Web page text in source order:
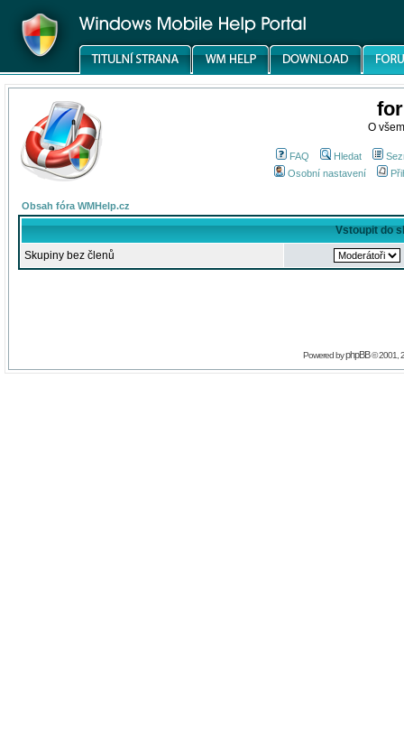
O
FAQ Hledat
Osobní nastavení
Obsah fóra WMHelp.cz
Vstoupit do
Skupiny bez členů
Powered byphpBB© 2001,